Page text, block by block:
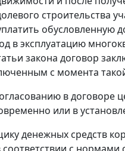
строительства
в эксплуатацию
закона договор
с момента
в договоре
или в
денежных средств